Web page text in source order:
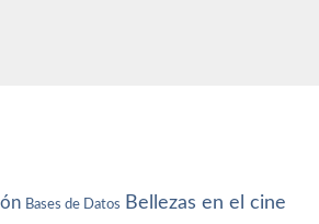
Bases de Datos Bellezas en el cine